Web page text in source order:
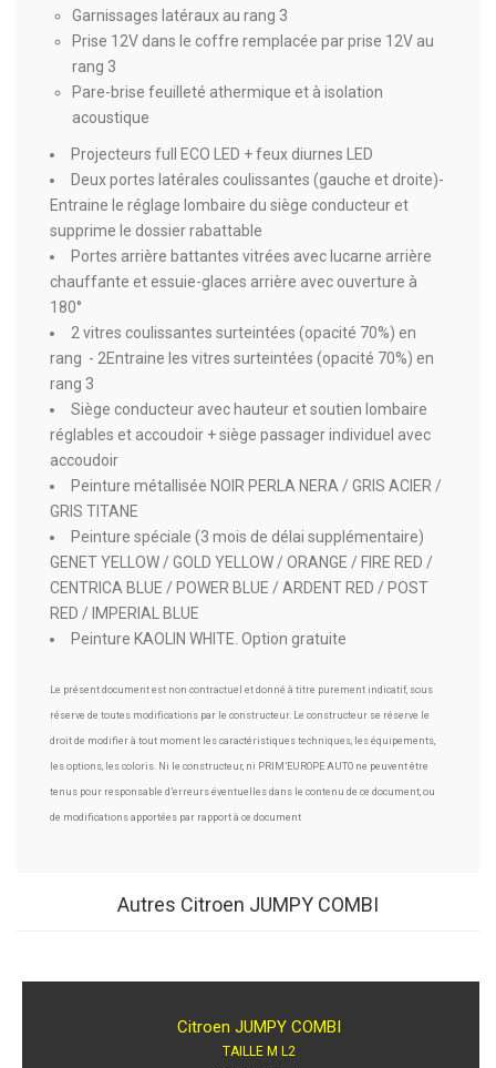
Garnissages latéraux au rang 3
Prise 12V dans le coffre remplacée par prise 12V au
rang 3
Pare-brise feuilleté athermique et à isolation
acoustique
Projecteurs full ECO LED + feux diurnes LED
Deux portes latérales coulissantes (gauche et droite)-
Entraine le réglage lombaire du siège conducteur et
supprime le dossier rabattable
Portes arrière battantes vitrées avec lucarne arrière
chauffante et essuie-glaces arrière avec ouverture à
180°
2 vitres coulissantes surteintées (opacité 70%) en
rang - 2Entraine les vitres surteintées (opacité 70%) en
rang 3
Siège conducteur avec hauteur et soutien lombaire
réglables et accoudoir + siège passager individuel avec
accoudoir
Peinture métallisée NOIR PERLA NERA / GRIS ACIER /
GRIS TITANE
Peinture spéciale (3 mois de délai supplémentaire)
GENET YELLOW / GOLD YELLOW / ORANGE / FIRE RED /
CENTRICA BLUE / POWER BLUE / ARDENT RED / POST
RED / IMPERIAL BLUE
Peinture KAOLIN WHITE. Option gratuite
Le présent document est non contractuel et donné à titre purement indicatif, sous
réserve de toutes modifications par le constructeur. Le constructeur se réserve le
droit de modifier à tout moment les caractéristiques techniques, les équipements,
les options, les coloris. Ni le constructeur, ni PRIM’EUROPE AUTO ne peuvent être
tenus pour responsable d’erreurs éventuelles dans le contenu de ce document, ou
de modifications apportées par rapport à ce document
Autres Citroen JUMPY COMBI
Citroen JUMPY COMBI
TAILLE M L2